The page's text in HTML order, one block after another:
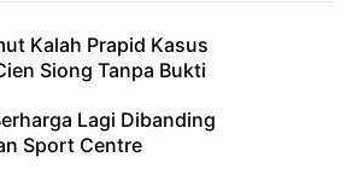
Kalah Prapid Kasus
Siong Tanpa Bukti
Lagi Dibanding
Sport Centre